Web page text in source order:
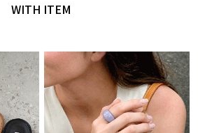
WITH ITEM